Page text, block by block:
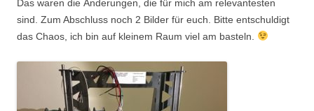
Das waren die Änderungen, die für mich am relevantesten
sind. Zum Abschluss noch 2 Bilder für euch. Bitte entschuldigt
das Chaos, ich bin auf kleinem Raum viel am basteln.